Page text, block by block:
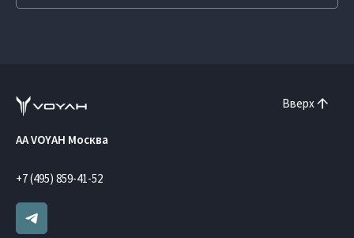
Вверх
AA VOYAH Москва
+7 (495) 859-41-52